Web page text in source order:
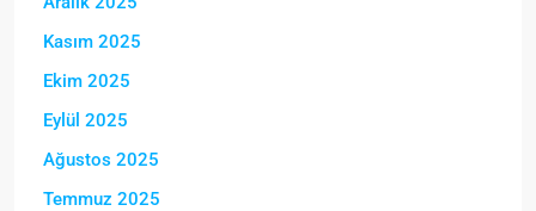
Kasım 2025
Ekim 2025
Eylül 2025
Ağustos 2025
Temmuz 2025